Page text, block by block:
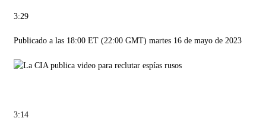
3:29
Publicado a las 18:00 ET (22:00 GMT) martes 16 de mayo de 2023
3:14